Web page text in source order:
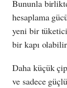
Bununla
hesaplama
yeni bir
bir kapı
Daha küçük
ve sadece